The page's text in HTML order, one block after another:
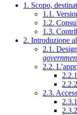
1. Scopo,
1.1.
1.2.
1.3.
2. Introduzione
2.1.
2.2.
2.3.